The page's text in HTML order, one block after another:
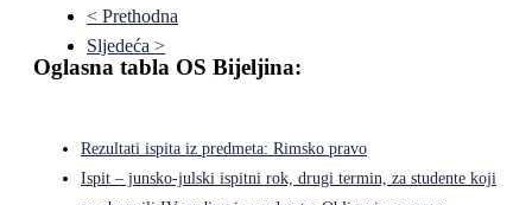
< Prethodna
Sljedeća >
Oglasna tabla OS Bijeljina:
Rezultati ispita iz predmeta: Rimsko pravo
Ispit – junsko-julski ispitni rok, drugi termin, za studente koji